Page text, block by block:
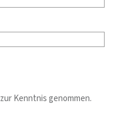
zur Kenntnis genommen.